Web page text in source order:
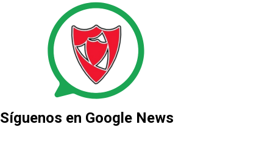
Síguenos en Google News